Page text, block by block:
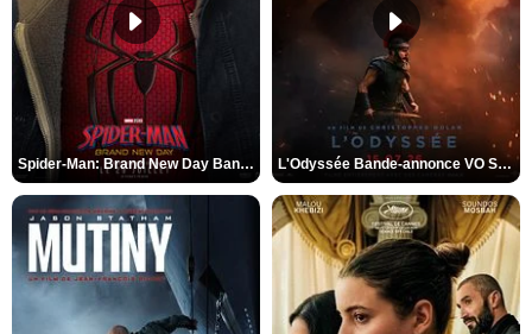
Spider-Man: Brand New Day Bande-annonce VO STFR L'Odyssée Bande-annonce VO STFR